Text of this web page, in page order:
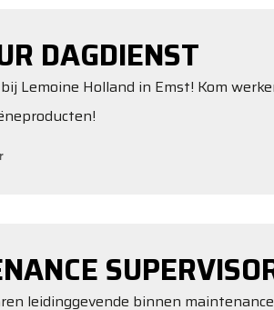
DAGDIENST
Lemoine Holland in Emst! Kom
leidinggevende binnen